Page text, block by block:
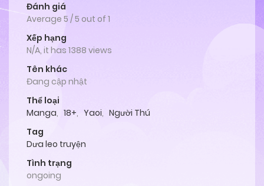
Đánh giá
Average 5 /5 out of 1
Xếp hạng
N/A, it has 1388 views
Tên khác
Đang cập nhật
Thể loại
Manga, 18+, Yaoi, Người Thú
Tag
Dưa leo truyện
Tình trạng
ongoing